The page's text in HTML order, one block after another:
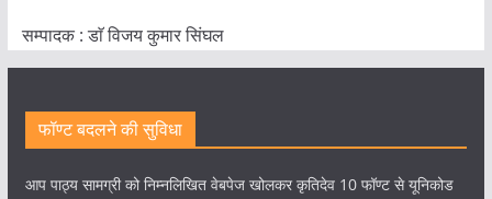
सम्पादक : डाॅ विजय कुमार सिंघल
फॉण्ट बदलने की सुविधा
आप पाठ्य सामग्री को निम्नलिखित वेबपेज खोलकर कृतिदेव 10 फॉण्ट से यूनिकोड